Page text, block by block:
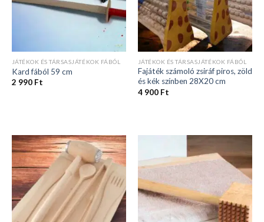
JÁTÉKOK ÉS TÁRSASJÁTÉKOK FÁBÓL
Kard fából 59 cm
2 990 Ft
JÁTÉKOK ÉS TÁRSASJÁTÉKOK FÁBÓL
Fajáték számoló zsiráf piros, zöld
és kék színben 28X20 cm
4 900 Ft